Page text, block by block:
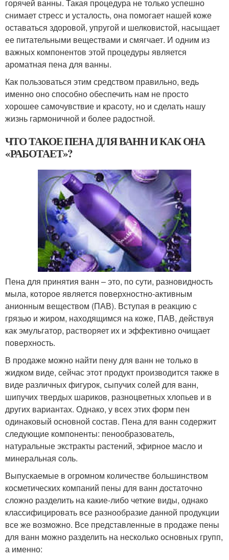
горячей ванны. Такая процедура не только успешно
снимает стресс и усталость, она помогает нашей коже
оставаться здоровой, упругой и шелковистой, насыщает
ее питательными веществами и смягчает. И одним из
важных компонентов этой процедуры является
ароматная пена для ванны.
Как пользоваться этим средством правильно, ведь
именно оно способно обеспечить нам не просто
хорошее самочувствие и красоту, но и сделать нашу
жизнь гармоничной и более радостной.
ЧТО ТАКОЕ ПЕНА ДЛЯ ВАНН И КАК ОНА
«РАБОТАЕТ»?
Пена для принятия ванн – это, по сути, разновидность
мыла, которое является поверхностно-активным
анионным веществом (ПАВ). Вступая в реакцию с
грязью и жиром, находящимся на коже, ПАВ, действуя
как эмульгатор, растворяет их и эффективно очищает
поверхность.
В продаже можно найти пену для ванн не только в
жидком виде, сейчас этот продукт производится также в
виде различных фигурок, сыпучих солей для ванн,
шипучих твердых шариков, разноцветных хлопьев и в
других вариантах. Однако, у всех этих форм пен
одинаковый основной состав. Пена для ванн содержит
следующие компоненты: пенообразователь,
натуральные экстракты растений, эфирное масло и
минеральная соль.
Выпускаемые в огромном количестве большинством
косметических компаний пены для ванн достаточно
сложно разделить на какие-либо четкие виды, однако
классифицировать все разнообразие данной продукции
все же возможно. Все представленные в продаже пены
для ванн можно разделить на несколько основных групп,
а именно: